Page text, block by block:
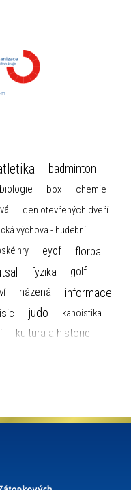
badminton
biologie box chemie
den otevřených dveří
výchova - hudební
hry eyof florbal
fyzika golf
házená informace
isic judo
kanoistika
kultura a historie
plavání